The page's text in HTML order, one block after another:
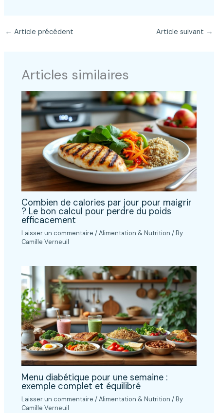
← Article précédent Article suivant →
Articles similaires
Combien de calories par jour pour maigrir
? Le bon calcul pour perdre du poids
efficacement
Laisser un commentaire /Alimentation & Nutrition / By
Camille Verneuil
Menu diabétique pour une semaine :
exemple complet et équilibré
Laisser un commentaire /Alimentation & Nutrition / By
Camille Verneuil